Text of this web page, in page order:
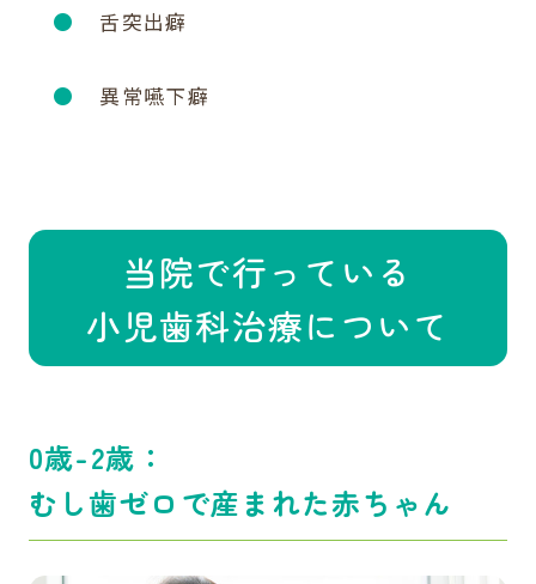
舌突出癖
異常嚥下癖
当院で行っている
小児歯科治療について
0歳-2歳：
むし歯ゼロで産まれた赤ちゃん